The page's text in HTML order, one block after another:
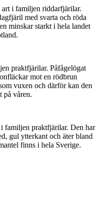
art i familjen riddarfjärilar.
med svarta och röda
minskar starkt i hela landet
praktfjärilar. Påfågelögat
mot en rödbrun
vuxen och därför kan den
på våren.
i familjen praktfjärilar. Den har
gul ytterkant och äter bland
finns i hela Sverige.